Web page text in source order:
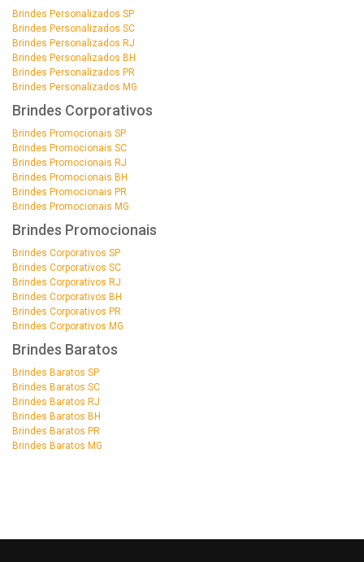
Brindes Personalizados SP
Brindes Personalizados SC
Brindes Personalizados RJ
Brindes Personalizados BH
Brindes Personalizados PR
Brindes Personalizados MG
Brindes Corporativos
Brindes Promocionais SP
Brindes Promocionais SC
Brindes Promocionais RJ
Brindes Promocionais BH
Brindes Promocionais PR
Brindes Promocionais MG
Brindes Promocionais
Brindes Corporativos SP
Brindes Corporativos SC
Brindes Corporativos RJ
Brindes Corporativos BH
Brindes Corporativos PR
Brindes Corporativos MG
Brindes Baratos
Brindes Baratos SP
Brindes Baratos SC
Brindes Baratos RJ
Brindes Baratos BH
Brindes Baratos PR
Brindes Baratos MG